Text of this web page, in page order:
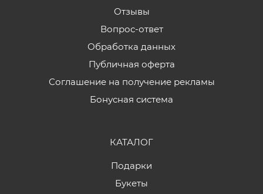
Отзывы
Вопрос-ответ
Обработка данных
Публичная оферта
Соглашение на получение рекламы
Бонусная система
КАТАЛОГ
Подарки
Букеты